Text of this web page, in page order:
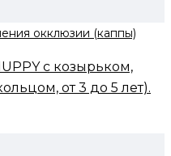
окклюзии (каппы)
с козырьком,
от 3 до 5 лет).